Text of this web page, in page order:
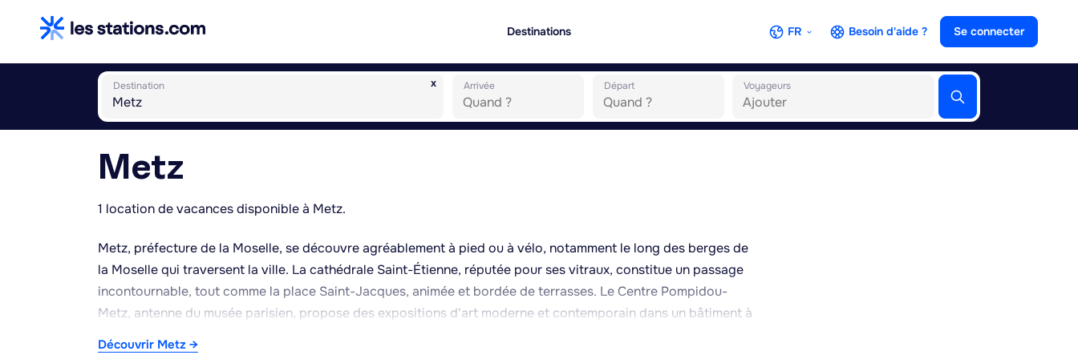
Destinations FR Besoin d'aide ? Se connecter
x
Destination Arrivée Départ Voyageurs
Metz
1 location de vacances disponible à Metz.
Metz, préfecture de la Moselle, se découvre agréablement à pied ou à vélo, notamment le long des berges de
la Moselle qui traversent la ville. La cathédrale Saint-Étienne, réputée pour ses vitraux, constitue un passage
incontournable, tout comme la place Saint-Jacques, animée et bordée de terrasses. Le Centre Pompidou-
Metz, antenne du musée parisien, propose des expositions d'art moderne et contemporain dans un bâtiment à
Découvrir Metz →